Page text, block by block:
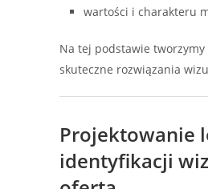
wartości i charakteru
Na tej podstawie
skuteczne rozwiązania
Projektowanie
identyfikacji